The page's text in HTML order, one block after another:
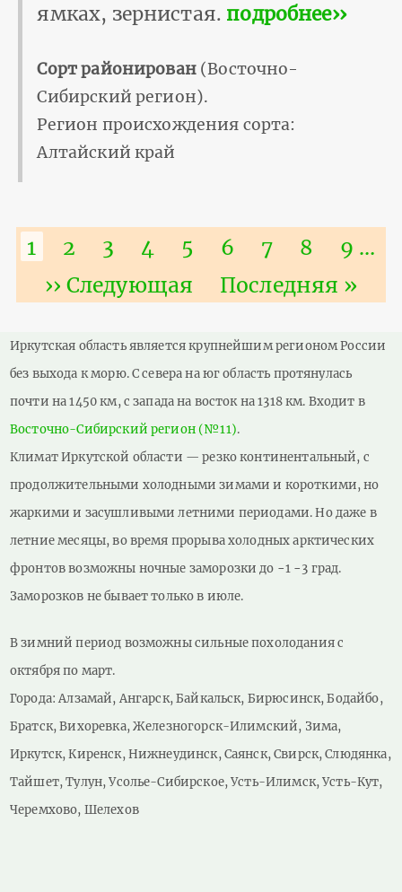
ямках, зернистая. подробнее››
Сорт районирован(Восточно-
Сибирский регион).
Регион происхождения сорта:
Алтайский край
Нумерация
страниц
Текущая
страница
1 Страница
2 Страница
3 Страница
4 Страница
5 Страница
6 Страница
7 8 9 …
Следующая
›› Следующая
Последняя
Последняя »
Иркутская область является крупнейшим регионом России
без выхода к морю. С севера на юг область протянулась
почти на 1450 км, с запада на восток на 1318 км. Входит в
Восточно-Сибирский регион (№11).
Климат Иркутской области — резко континентальный, с
продолжительными холодными зимами и короткими, но
жаркими и засушливыми летними периодами. Но даже в
летние месяцы, во время прорыва холодных арктических
фронтов возможны ночные заморозки до −1 −3 град.
Заморозков не бывает только в июле.
В зимний период возможны сильные похолодания с
октября по март.
Города: Алзамай, Ангарск, Байкальск, Бирюсинск, Бодайбо,
Братск, Вихоревка, Железногорск-Илимский, Зима,
Иркутск, Киренск, Нижнеудинск, Саянск, Свирск, Слюдянка,
Тайшет, Тулун, Усолье-Сибирское, Усть-Илимск, Усть-Кут,
Черемхово, Шелехов